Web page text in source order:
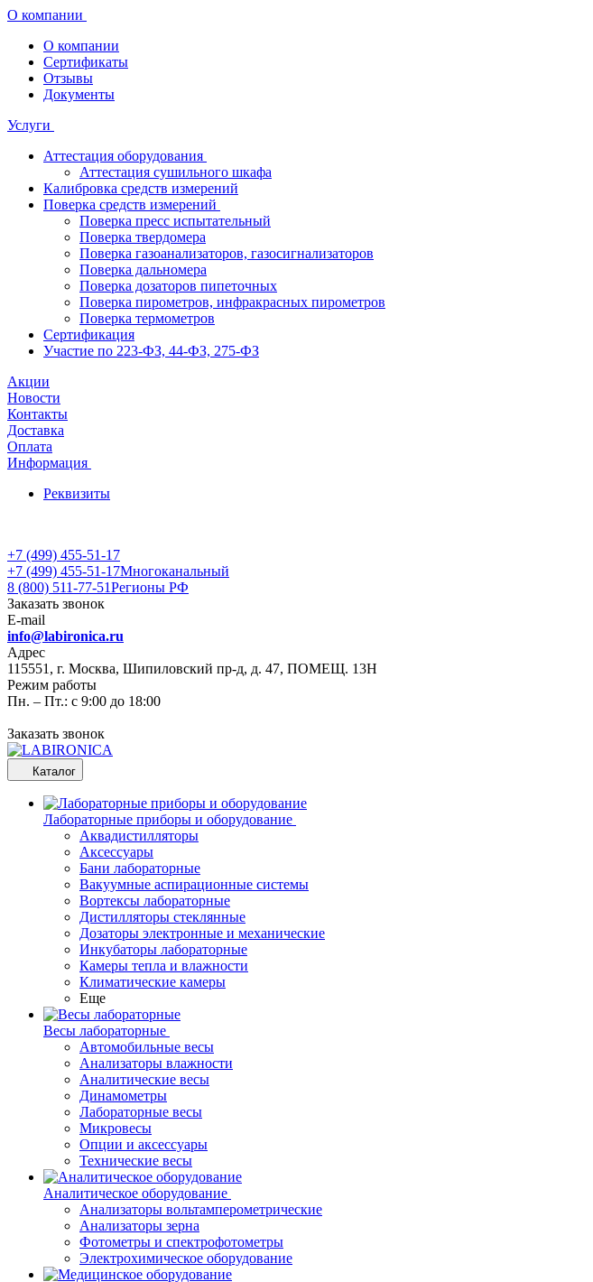
О компании
О компании
Сертификаты
Отзывы
Документы
Услуги
Аттестация оборудования
Аттестация сушильного шкафа
Калибровка средств измерений
Поверка средств измерений
Поверка пресс испытательный
Поверка твердомера
Поверка газоанализаторов, газосигнализаторов
Поверка дальномера
Поверка дозаторов пипеточных
Поверка пирометров, инфракрасных пирометров
Поверка термометров
Сертификация
Участие по 223-ФЗ, 44-ФЗ, 275-ФЗ
Акции
Новости
Контакты
Доставка
Оплата
Информация
Реквизиты
+7 (499) 455-51-17
+7 (499) 455-51-17Многоканальный
8 (800) 511-77-51Регионы РФ
Заказать звонок
E-mail
info@labironica.ru
Адрес
115551, г. Москва, Шипиловский пр-д, д. 47, ПОМЕЩ. 13Н
Режим работы
Пн. – Пт.: с 9:00 до 18:00
Заказать звонок
Каталог
Лабораторные приборы и оборудование
Аквадистилляторы
Аксессуары
Бани лабораторные
Вакуумные аспирационные системы
Вортексы лабораторные
Дистилляторы стеклянные
Дозаторы электронные и механические
Инкубаторы лабораторные
Камеры тепла и влажности
Климатические камеры
Еще
Весы лабораторные
Автомобильные весы
Анализаторы влажности
Аналитические весы
Динамометры
Лабораторные весы
Микровесы
Опции и аксессуары
Технические весы
Аналитическое оборудование
Анализаторы вольтамперометрические
Анализаторы зерна
Фотометры и спектрофотометры
Электрохимическое оборудование